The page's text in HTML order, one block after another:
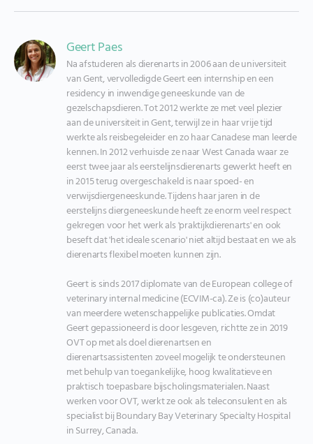
Geert Paes
Na afstuderen als dierenarts in 2006 aan de universiteit
van Gent, vervolledigde Geert een internship en een
residency in inwendige geneeskunde van de
gezelschapsdieren. Tot 2012 werkte ze met veel plezier
aan de universiteit in Gent, terwijl ze in haar vrije tijd
werkte als reisbegeleider en zo haar Canadese man leerde
kennen. In 2012 verhuisde ze naar West Canada waar ze
eerst twee jaar als eerstelijnsdierenarts gewerkt heeft en
in 2015 terug overgeschakeld is naar spoed- en
verwijsdiergeneeskunde. Tijdens haar jaren in de
eerstelijns diergeneeskunde heeft ze enorm veel respect
gekregen voor het werk als 'praktijkdierenarts' en ook
beseft dat 'het ideale scenario' niet altijd bestaat en we als
dierenarts flexibel moeten kunnen zijn.
Geert is sinds 2017 diplomate van de European college of
veterinary internal medicine (ECVIM-ca). Ze is (co)auteur
van meerdere wetenschappelijke publicaties. Omdat
Geert gepassioneerd is door lesgeven, richtte ze in 2019
OVT op met als doel dierenartsen en
dierenartsassistenten zoveel mogelijk te ondersteunen
met behulp van toegankelijke, hoog kwalitatieve en
praktisch toepasbare bijscholingsmaterialen. Naast
werken voor OVT, werkt ze ook als teleconsulent en als
specialist bij Boundary Bay Veterinary Specialty Hospital
in Surrey, Canada.